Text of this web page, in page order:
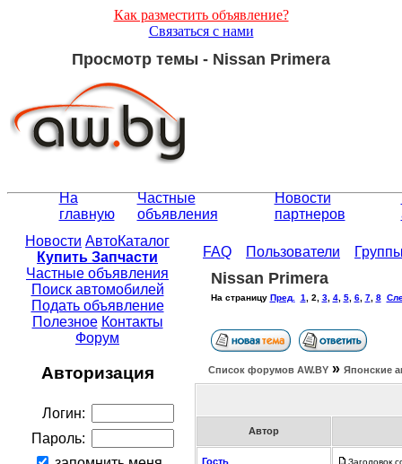
Как разместить объявление?
Связаться с нами
Просмотр темы - Nissan Primera
На
главную
Частные
объявления
Новости
партнеров
Новости АвтоКаталог
Купить Запчасти
Частные объявления
Поиск автомобилей
Подать объявление
Полезное Контакты
Форум
Авторизация
Логин:
Пароль:
FAQ Пользователи
Nissan Primera
На страницу Пред. 1 2 3, 4, 5, 6, 7, 8
Список форумов АW.BY » Японские
Автор
Гость
Заголовок